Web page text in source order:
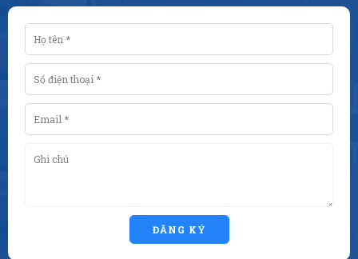
ĐĂNG KÝ